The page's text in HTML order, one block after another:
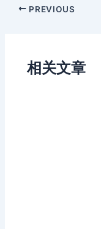
Post
PREVIOUS
相关文章